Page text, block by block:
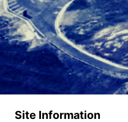
Site Information